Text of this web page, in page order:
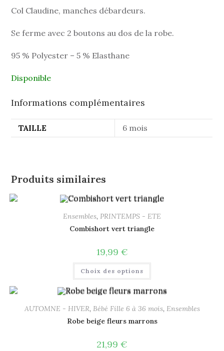
Col Claudine, manches débardeurs.
Se ferme avec 2 boutons au dos de la robe.
95 % Polyester – 5 % Elasthane
Disponible
Informations complémentaires
TAILLE 6 mois
Produits similaires
Ensembles, PRINTEMPS - ETE
Combishort vert triangle
19,99 €
Choix des options
AUTOMNE - HIVER, Bébé Fille 6 à 36 mois, Ensembles
Robe beige fleurs marrons
21,99 €